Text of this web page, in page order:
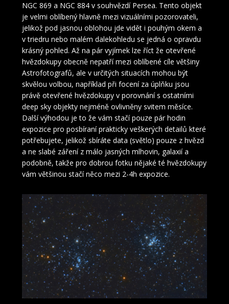
NGC 869 a NGC 884 v souhvězdí Persea. Tento objekt
je velmi oblíbený hlavně mezi vizuálními pozorovateli,
jelikož pod jasnou oblohou jde vidět i pouhým okem a
v triedru nebo malém dalekohledu se jedná o opravdu
krásný pohled. Až na pár vyjímek lze říct že otevřené
hvězdokupy obecně nepatří mezi oblíbené cíle většiny
Astrofotografů, ale v určitých situacích mohou být
skvělou volbou, například při focení za úplňku jsou
právě otevřené hvězdokupy v porovnání s ostatními
deep sky objekty nejméně ovlivněny svitem měsíce.
Další výhodou je to že vám stačí pouze pár hodin
expozice pro posbíraní prakticky veškerých detailů které
potřebujete, jelikož sbíráte data (světlo) pouze z hvězd
a ne slabé záření z málo jasných mlhovin, galaxií a
podobně, takže pro dobrou fotku nějaké té hvězdokupy
vám většinou stačí něco mezi 2-4h expozice.